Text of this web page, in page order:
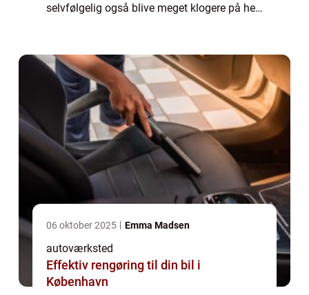
selvfølgelig også blive meget klogere på her.
længe....
06 oktober 2025 Emma Madsen
autoværksted
Effektiv rengøring til din bil i
København